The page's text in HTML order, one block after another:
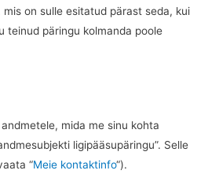
on sulle esitatud pärast seda, kui
teinud päringu kolmanda poole
mida me sinu kohta
ligipääsupäringu”. Selle
“Meie kontaktinfo“).